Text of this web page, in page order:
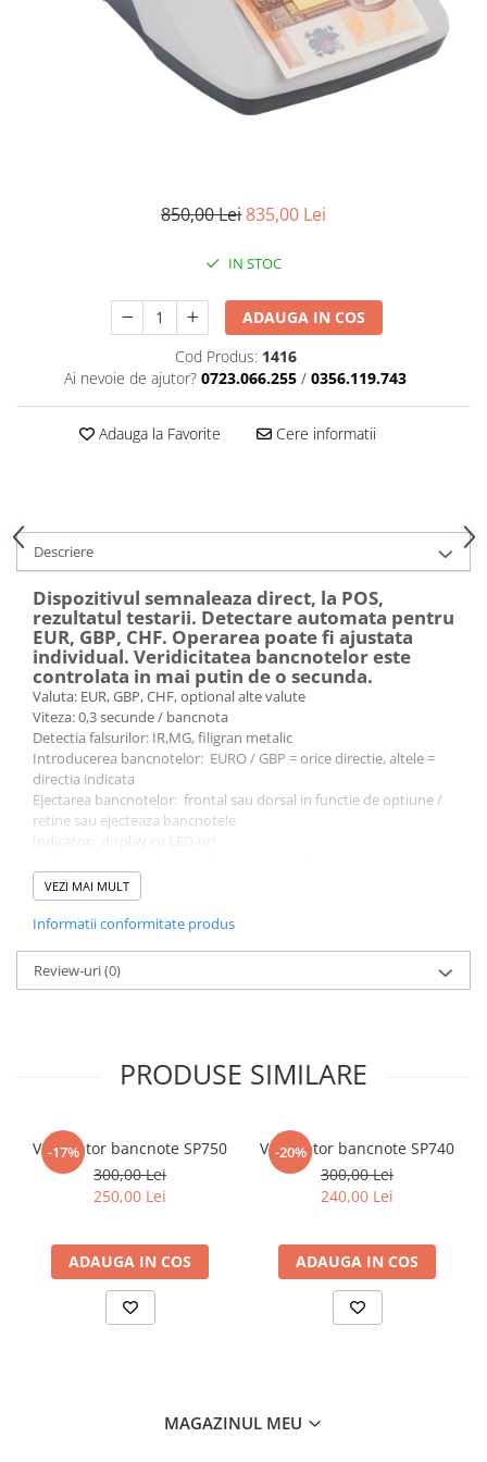
850,00 Lei835,00 Lei
IN STOC
ADAUGA IN COS
Cod Produs: 1416
Ai nevoie de ajutor? 0723.066.255 / 0356.119.743
Adauga la Favorite Cere informatii
Descriere
Dispozitivul semnaleaza direct, la POS,
rezultatul testarii. Detectare automata pentru
EUR, GBP, CHF. Operarea poate fi ajustata
individual. Veridicitatea bancnotelor este
controlata in mai putin de o secunda.
Valuta: EUR, GBP, CHF, optional alte valute
Viteza: 0,3 secunde / bancnota
Detectia falsurilor: IR,MG, filigran metalic
Introducerea bancnotelor: EURO / GBP = orice directie, altele =
directia indicata
Ejectarea bancnotelor: frontal sau dorsal in functie de optiune /
retine sau ejecteaza bancnotele
Indicator: display cu LED-uri
Semnal de atentionare austica / semnal cadru: pentru pornire
sau oprire
Standby / mod de salvare a energiei: ajustabil, in pasi a cate 15
Interfata PC: USB
Optiuni: baterie reincarcabila, cablu adaptor pentru masina,
Marca: Ratiotec
VEZI MAI MULT
Informatii conformitate produs
Review-uri(0)
PRODUSE SIMILARE
-17%
Verificator bancnote SP750
300,00 Lei
250,00 Lei
ADAUGA IN COS
-20%
Verificator bancnote SP740
300,00 Lei
240,00 Lei
ADAUGA IN COS
MAGAZINUL MEU